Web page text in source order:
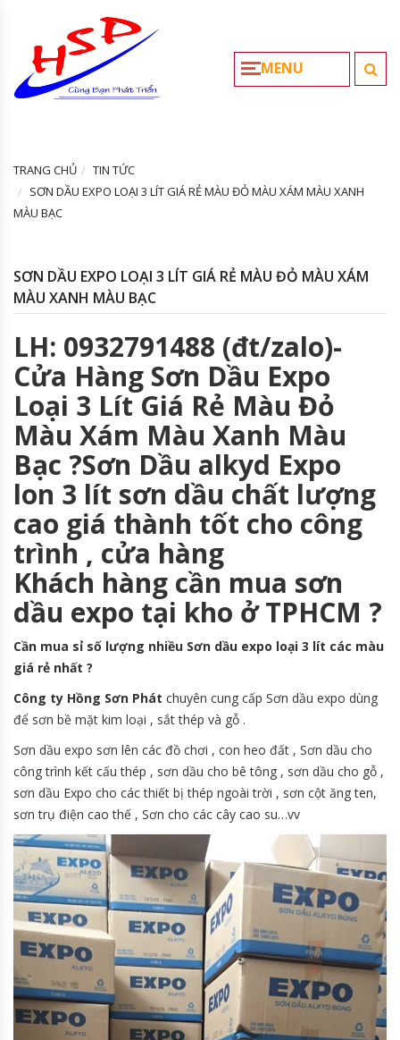
MENU
TRANG CHỦ
TIN TỨC
SƠN DẦU EXPO LOẠI 3 LÍT GIÁ RẺ MÀU ĐỎ MÀU XÁM MÀU XANH
MÀU BẠC
SƠN DẦU EXPO LOẠI 3 LÍT GIÁ RẺ MÀU ĐỎ MÀU XÁM
MÀU XANH MÀU BẠC
LH: 0932791488 (đt/zalo)-
Cửa Hàng Sơn Dầu Expo
Loại 3 Lít Giá Rẻ Màu Đỏ
Màu Xám Màu Xanh Màu
Bạc ?Sơn Dầu alkyd Expo
lon 3 lít sơn dầu chất lượng
cao giá thành tốt cho công
trình , cửa hàng
Khách hàng cần mua sơn
dầu expo tại kho ở TPHCM ?
Cần mua sỉ số lượng nhiều Sơn dầu expo loại 3 lít các màu
giá rẻ nhất ?
Công ty Hồng Sơn Phát chuyên cung cấp Sơn dầu expo dùng
để sơn bề mặt kim loại , sắt thép và gỗ .
Sơn dầu expo sơn lên các đồ chơi , con heo đất , Sơn dầu cho
công trình kết cấu thép , sơn dầu cho bê tông , sơn dầu cho gỗ ,
sơn dầu Expo cho các thiết bị thép ngoài trời , sơn cột ăng ten,
sơn trụ điện cao thế , Sơn cho các cây cao su…vv